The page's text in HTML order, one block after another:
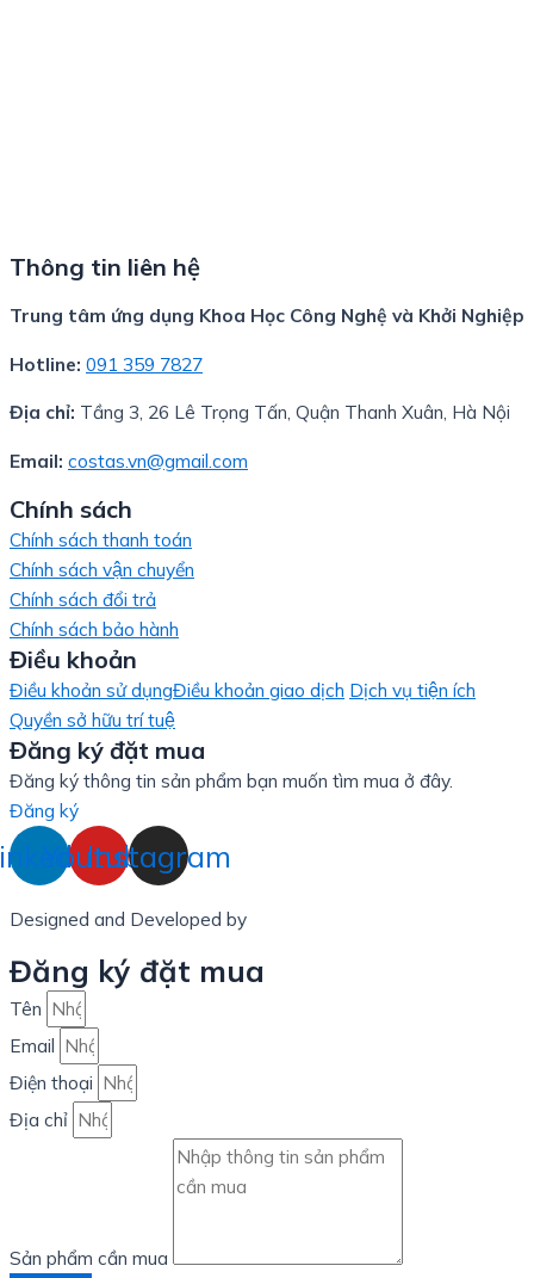
Thông tin liên hệ
Trung tâm ứng dụng Khoa Học Công Nghệ và Khởi Nghiệp
Hotline: 091 359 7827
Địa chỉ: Tầng 3, 26 Lê Trọng Tấn, Quận Thanh Xuân, Hà Nội
Email: costas.vn@gmail.com
Chính sách
Chính sách thanh toán
Chính sách vận chuyển
Chính sách đổi trả
Chính sách bảo hành
Điều khoản
Điều khoản sử dụngĐiều khoản giao dịch Dịch vụ tiện ích
Quyền sở hữu trí tuệ
Đăng ký đặt mua
Đăng ký thông tin sản phẩm bạn muốn tìm mua ở đây.
Đăng ký
Youtube
Instagram
Designed and Developed by
Đăng ký đặt mua
Tên
Email
Điện thoại
Địa chỉ
Sản phẩm cần mua